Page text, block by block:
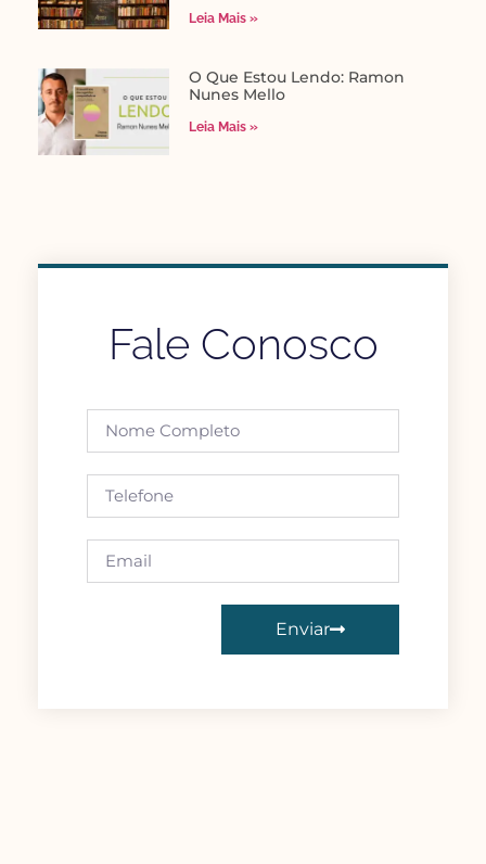
Leia Mais »
O Que Estou Lendo: Ramon
Nunes Mello
Leia Mais »
Fale Conosco
Enviar